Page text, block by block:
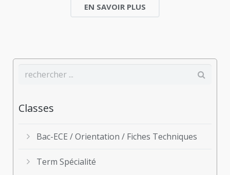
EN SAVOIR PLUS
Classes
Bac-ECE / Orientation / Fiches Techniques
Term Spécialité